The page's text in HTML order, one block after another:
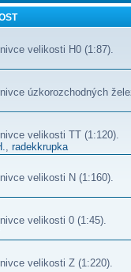
velikosti H0 (1:87).
úzkorozchodných
velikosti TT (1:120).
, radekkrupka
velikosti N (1:160).
velikosti 0 (1:45).
velikosti Z (1:220).